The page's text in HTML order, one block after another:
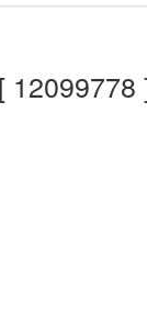
12099778